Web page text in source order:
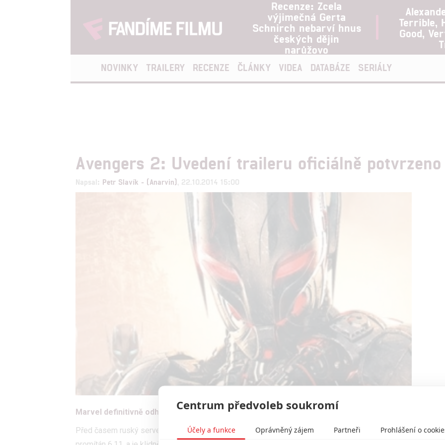
Recenze: Zcela
výjimečná Gerta
Schnirch nebarví hnus
českých dějin
narůžovo
Terrible,
Good,
NOVINKY TRAILERY RECENZE ČLÁNKY VIDEA DATABÁZE SERIÁLY
Avengers 2: Uvedení traileru oficiálně potvrzeno
Napsal: Petr Slavík - (Anarvin) , 22.10.2014 15:00
Marvel definitivně odhalil, kdy uvidíme první trailer na pokračování jeho největšího hitu.
Před časem ruský server
FilmPro uvedl , že v ruských kinech bude první trailer naAvengers 2
Centrum předvoleb soukromí
Účely a funkce Oprávněný zájem Partneři Prohlášení o